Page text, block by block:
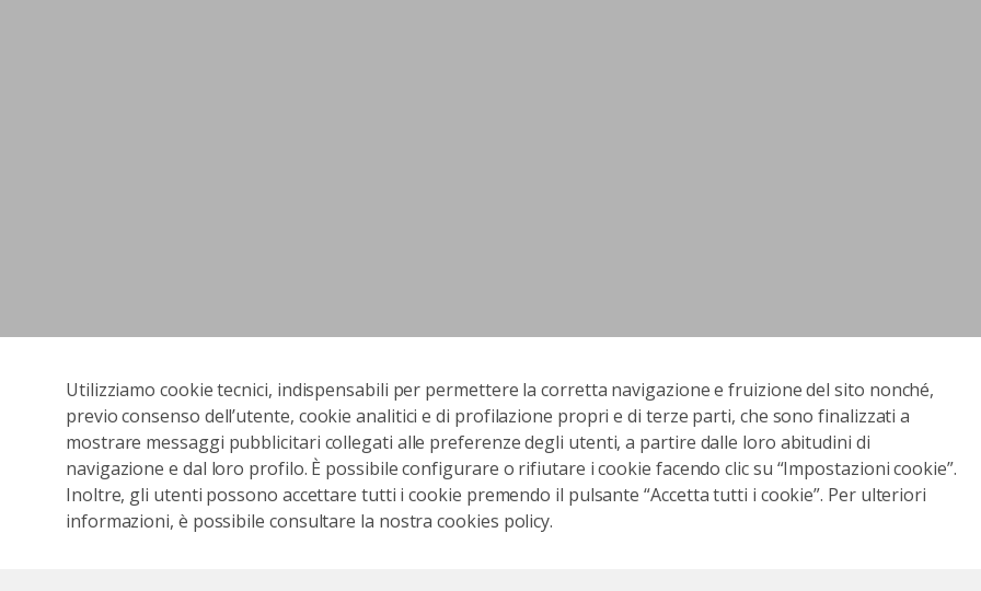
Utilizziamo cookie tecnici, indispensabili per permettere la corretta navigazione e fruizione del sito nonché,
previo consenso dell’utente, cookie analitici e di profilazione propri e di terze parti, che sono finalizzati a
mostrare messaggi pubblicitari collegati alle preferenze degli utenti, a partire dalle loro abitudini di
navigazione e dal loro profilo. È possibile configurare o rifiutare i cookie facendo clic su “Impostazioni cookie”.
Inoltre, gli utenti possono accettare tutti i cookie premendo il pulsante “Accetta tutti i cookie”. Per ulteriori
informazioni, è possibile consultare la nostra cookies policy.